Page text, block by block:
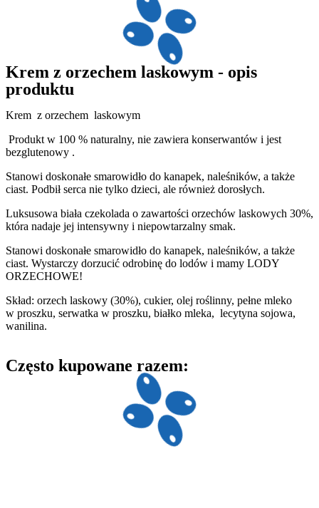
Krem z orzechem laskowym - opis
produktu
Krem z orzechem laskowym
Produkt w 100 % naturalny, nie zawiera konserwantów i jest
bezglutenowy .
Stanowi doskonałe smarowidło do kanapek, naleśników, a także
ciast. Podbił serca nie tylko dzieci, ale również dorosłych.
Luksusowa biała czekolada o zawartości orzechów laskowych 30%,
która nadaje jej intensywny i niepowtarzalny smak.
Stanowi doskonałe smarowidło do kanapek, naleśników, a także
ciast. Wystarczy dorzucić odrobinę do lodów i mamy LODY
ORZECHOWE!
Skład: orzech laskowy (30%), cukier, olej roślinny, pełne mleko
w proszku, serwatka w proszku, białko mleka, lecytyna sojowa,
wanilina.
Często kupowane razem: